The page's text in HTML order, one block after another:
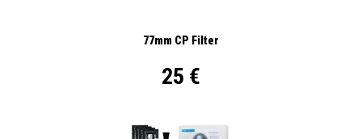
77mm CP Filter
25 €